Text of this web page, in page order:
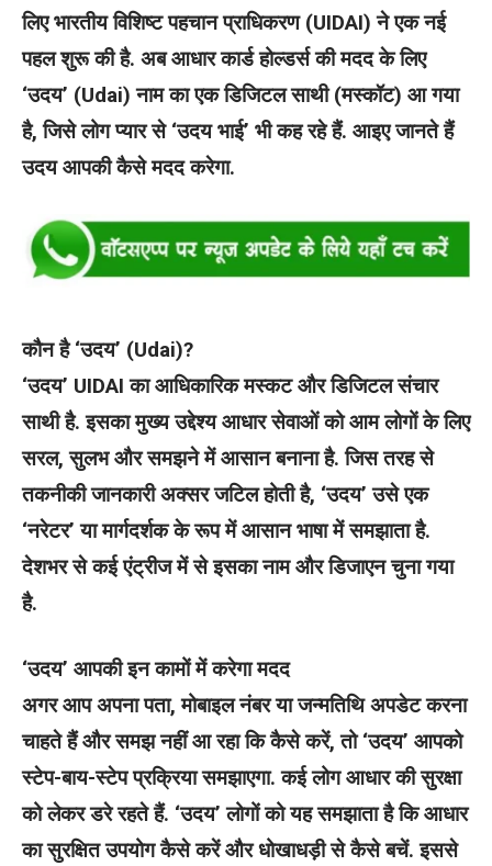
लिए भारतीय विशिष्ट पहचान प्राधिकरण (UIDAI) ने एक नई
पहल शुरू की है. अब आधार कार्ड होल्डर्स की मदद के लिए
‘उदय’ (Udai) नाम का एक डिजिटल साथी (मस्कॉट) आ गया
है, जिसे लोग प्यार से ‘उदय भाई’ भी कह रहे हैं. आइए जानते हैं
उदय आपकी कैसे मदद करेगा.
कौन है ‘उदय’ (Udai)?
‘उदय’ UIDAI का आधिकारिक मस्कट और डिजिटल संचार
साथी है. इसका मुख्य उद्देश्य आधार सेवाओं को आम लोगों के लिए
सरल, सुलभ और समझने में आसान बनाना है. जिस तरह से
तकनीकी जानकारी अक्सर जटिल होती है, ‘उदय’ उसे एक
‘नरेटर’ या मार्गदर्शक के रूप में आसान भाषा में समझाता है.
देशभर से कई एंट्रीज में से इसका नाम और डिजाएन चुना गया
है.
‘उदय’ आपकी इन कामों में करेगा मदद
अगर आप अपना पता, मोबाइल नंबर या जन्मतिथि अपडेट करना
चाहते हैं और समझ नहीं आ रहा कि कैसे करें, तो ‘उदय’ आपको
स्टेप-बाय-स्टेप प्रक्रिया समझाएगा. कई लोग आधार की सुरक्षा
को लेकर डरे रहते हैं. ‘उदय’ लोगों को यह समझाता है कि आधार
का सुरक्षित उपयोग कैसे करें और धोखाधड़ी से कैसे बचें. इससे